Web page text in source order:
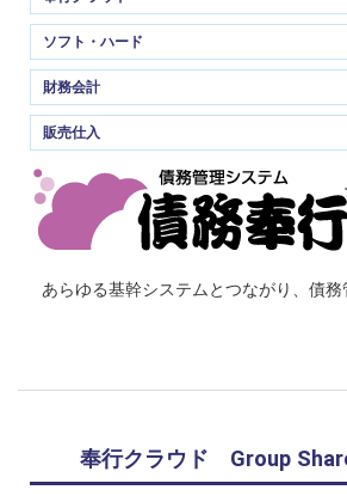
ソフト・ハード
財務会計
販売仕入
あらゆる基幹システムとつながり、債務
奉行クラウド Group